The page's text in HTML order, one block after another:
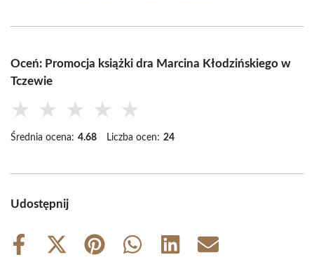
Oceń: Promocja książki dra Marcina Kłodzińskiego w
Tczewie
★ ★ ★ ★ ★
Średnia ocena: 4.68 Liczba ocen: 24
Udostępnij
Share
Share
Share
Share
Share
Share